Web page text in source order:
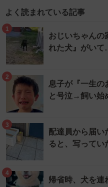
よく読まれている記事
1
おじいちゃんの
れた犬』がい
2
息子が『一生の
と号泣→飼い始
3
配達員から届
ると、写って
4
帰省時、犬を